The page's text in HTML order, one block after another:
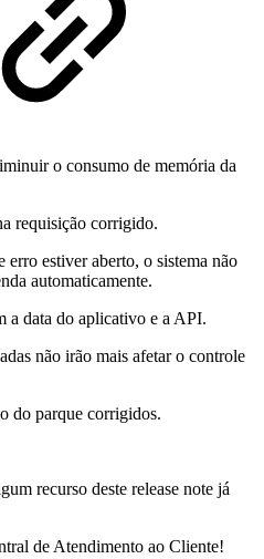
o consumo de memória da
requisição corrigido.
estiver aberto, o sistema não
automaticamente.
a data do aplicativo e a API.
não irão mais afetar o controle
do parque corrigidos.
recurso deste release note já
de Atendimento ao Cliente!